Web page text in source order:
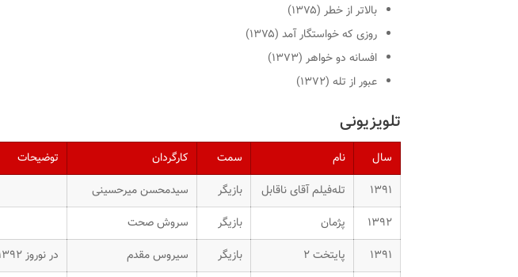
بالاتر از خطر (۱۳۷۵)
روزی که خواستگار آمد (۱۳۷۵)
افسانه دو خواهر (۱۳۷۳)
عبور از تله (۱۳۷۲)
تلویزیونی
سال نام سمت کارگردان
توضیحات
۱۳۹۱
تله‌فیلمآقای ناقابل بازیگر
سیدمحسن میرحسینی
۱۳۹۲
پژمان بازیگر
سروش صحت
۱۳۹۱
پایتخت ۲ بازیگر سیروس مقدم در نوروز ۱۳۹۲ از شبکه ۱